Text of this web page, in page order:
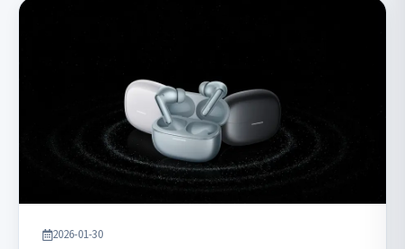
2026-01-30